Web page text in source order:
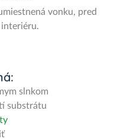
vonku, pred
slnkom
substrátu